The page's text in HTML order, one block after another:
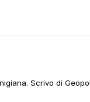
Scrivo di